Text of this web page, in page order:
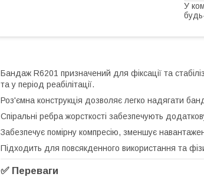
У
Бандаж R6201 призначений для фіксації та
та у період реабілітації.
Роз'ємна конструкція дозволяє легко надягати
Спіральні ребра жорсткості забезпечують
Забезпечує помірну компресію, зменшує
Підходить для повсякденного використання та
✅ Переваги